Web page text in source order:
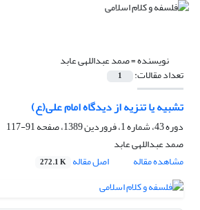
نویسنده =صمد عبداللهی عابد
تعداد مقالات: 1
تشبیه یا تنزیه از دیدگاه امام علی(ع)
دوره 43، شماره 1، فروردین 1389، صفحه
91-117
صمد عبداللهی عابد
مشاهده مقاله
اصل مقاله 272.1 K